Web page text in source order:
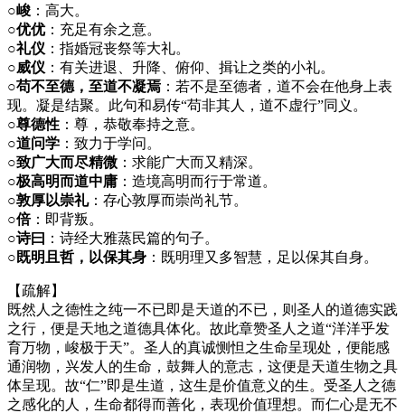
○峻 ：高大。
○优优：充足有余之意。
○礼仪 ：指婚冠丧祭等大礼。
○威仪 ：有关进退、升降、俯仰、揖让之类的小礼。
○苟不至德，至道不凝焉 ：若不是至德者，道不会在他身上表
现。凝是结聚。此句和易传“苟非其人，道不虚行”同义。
○尊德性 ：尊，恭敬奉持之意。
○道问学 ：致力于学问。
○致广大而尽精微 ：求能广大而又精深。
○极高明而道中庸 ：造境高明而行于常道。
○敦厚以崇礼：存心敦厚而崇尚礼节。
○倍：即背叛。
○诗曰 ：诗经大雅蒸民篇的句子。
○既明且哲，以保其身 ：既明理又多智慧，足以保其自身。
【疏解】
既然人之德性之纯一不已即是天道的不已，则圣人的道德实践
之行，便是天地之道德具体化。故此章赞圣人之道“洋洋乎发
育万物，峻极于天”。圣人的真诚恻怛之生命呈现处，便能感
通润物，兴发人的生命，鼓舞人的意志，这便是天道生物之具
体呈现。故“仁”即是生道，这生是价值意义的生。受圣人之德
之感化的人，生命都得而善化，表现价值理想。而仁心是无不